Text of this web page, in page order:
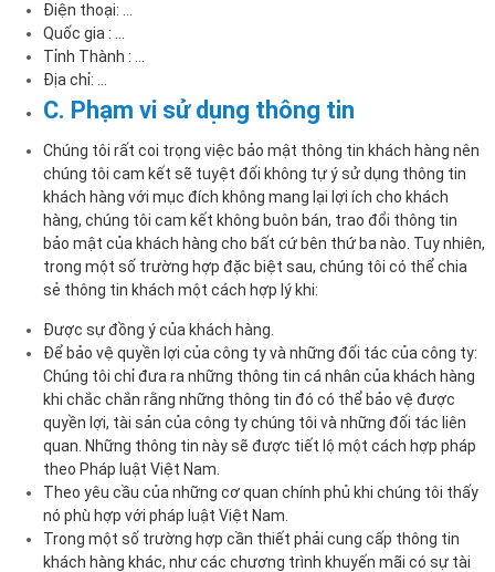
Điện thoại: …
Quốc gia : …
Tỉnh Thành : …
Địa chỉ: …
C. Phạm vi sử dụng thông tin
Chúng tôi rất coi trọng việc bảo mật thông tin khách hàng nên
chúng tôi cam kết sẽ tuyệt đối không tự ý sử dụng thông tin
khách hàng với mục đích không mang lại lợi ích cho khách
hàng, chúng tôi cam kết không buôn bán, trao đổi thông tin
bảo mật của khách hàng cho bất cứ bên thứ ba nào. Tuy nhiên,
trong một số trường hợp đặc biệt sau, chúng tôi có thể chia
sẻ thông tin khách một cách hợp lý khi:
Được sự đồng ý của khách hàng.
Để bảo vệ quyền lợi của công ty và những đối tác của công ty:
Chúng tôi chỉ đưa ra những thông tin cá nhân của khách hàng
khi chắc chắn rằng những thông tin đó có thể bảo vệ được
quyền lợi, tài sản của công ty chúng tôi và những đối tác liên
quan. Những thông tin này sẽ được tiết lộ một cách hợp pháp
theo Pháp luật Việt Nam.
Theo yêu cầu của những cơ quan chính phủ khi chúng tôi thấy
nó phù hợp với pháp luật Việt Nam.
Trong một số trường hợp cần thiết phải cung cấp thông tin
khách hàng khác, như các chương trình khuyến mãi có sự tài